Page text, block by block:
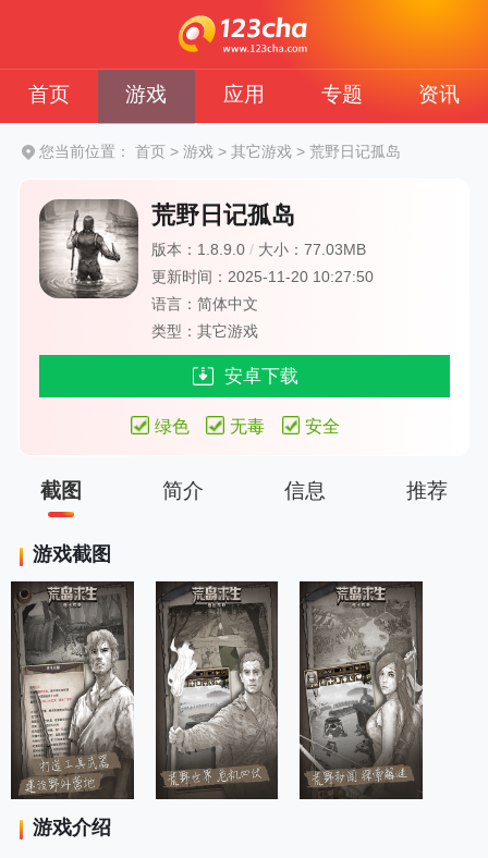
首页 游戏 应用 专题 资讯
您当前位置： 首页 > 游戏 > 其它游戏 >荒野日记孤岛
荒野日记孤岛
版本：1.8.9.0/ 大小：77.03MB
更新时间：2025-11-20 10:27:50
语言：简体中文
类型：其它游戏
安卓下载
绿色 无毒 安全
截图 简介 信息 推荐
游戏截图
游戏介绍